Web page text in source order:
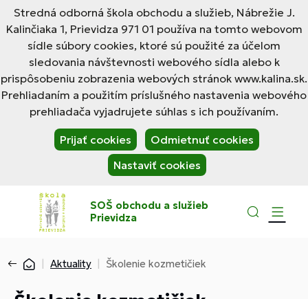
Stredná odborná škola obchodu a služieb, Nábrežie J.
Kalinčiaka 1, Prievidza 971 01 používa na tomto webovom
sídle súbory cookies, ktoré sú použité za účelom
sledovania návštevnosti webového sídla alebo k
prispôsobeniu zobrazenia webových stránok www.kalina.sk.
Prehliadaním a použitím príslušného nastavenia webového
prehliadača vyjadrujete súhlas s ich používaním.
Prijať cookies
Odmietnuť cookies
Nastaviť cookies
SOŠ obchodu a služieb
Prievidza
Aktuality Školenie kozmetičiek